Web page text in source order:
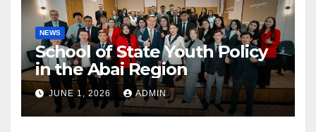
NEWS
School of State Youth Policy
in the Abai Region
JUNE 1, 2026 ADMIN